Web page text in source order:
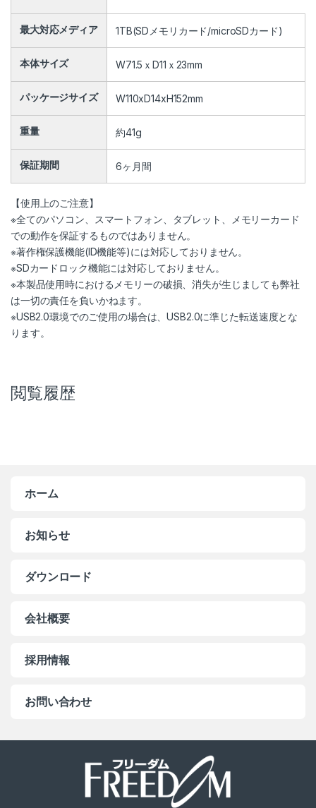
最大対応メディア 1TB(SDメモリカード/microSDカード)
本体サイズ W71.5ｘD11ｘ23mm
パッケージサイズ W110xD14xH152mm
重量 約41g
保証期間 6ヶ月間
【使用上のご注意】
※全てのパソコン、スマートフォン、タブレット、メモリーカード
での動作を保証するものではありません。
※著作権保護機能(ID機能等)には対応しておりません。
※SDカードロック機能には対応しておりません。
※本製品使用時におけるメモリーの破損、消失が生じましても弊社
は一切の責任を負いかねます。
※USB2.0環境でのご使用の場合は、USB2.0に準じた転送速度とな
ります。
閲覧履歴
ホーム
お知らせ
ダウンロード
会社概要
採用情報
お問い合わせ